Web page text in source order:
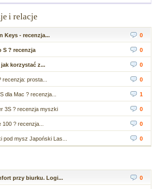
i relacje
Keys - recenzja... 0
S ? recenzja 0
korzystać z... 0
prosta... 0
dla Mac ? recenzja... 1
3S ? recenzja myszki 0
? recenzja... 0
pod mysz Japoński Las... 0
przy biurku. Logi... 0